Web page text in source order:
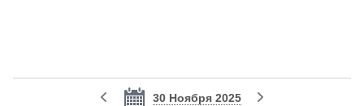
30 Ноября 2025